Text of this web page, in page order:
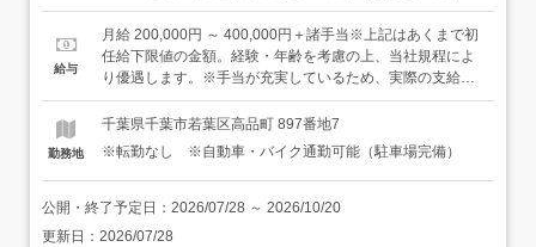
や施工など、ご希望にあわせてジョブチェンジも可能です
Q：どんな施設・案件に携わるの…？関わるのは、災害や
外部の脅威など、万が一の有事に備える工事。防衛省に関
テムの設置や取替工事などに携わります。防衛省管轄、一
般の人は立ち入ることができない島など、特殊な現場が多
いのも特徴です。※守秘義務につき、詳細な現場について
は面接時にお話します※出張期間中の勤務時間外の過ごし
方は、もちろん自由。移動費・ホテル代はもちろん、千葉
れるのが早いと思います！）・出張を楽しめる方や、場所
に固定されない仕事をしてみたい方未経験スタート・中途
入社の社員が多く在籍しているのでご安心ください！
給与
月給 200,000円 ～ 400,000円＋諸手当※上記はあくまで初
任給下限値の金額。経験・年齢を考慮の上、当社規程によ
り優遇します。※手当が充実しているため、実際の支給額
は、月給の額より大きくなるケースが多数あります。《モ
デル例（未経験入社）》・年収350万円（入社2年目）・年
収500万円（入社5年目）・年収700万円（入社11年目）給
与はコツコツ着実に上がっていきます。入社15年を越える
と年収800万円以上の社員も！実力に合った給与査定をし
っかり行っています。
勤務地
千葉県千葉市若葉区高品町 897番地7
※転勤なし ※自動車・バイク通勤可能（駐車場完備）
公開・終了予定日： 2026/07/28 ～ 2026/10/20
更新日： 2026/07/28